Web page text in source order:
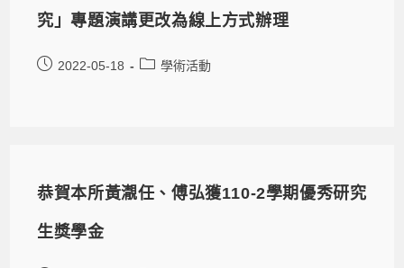
究」專題演講更改為線上方式辦理
2022-05-18 學術活動
恭賀本所黃㵾任、傅弘獲110-2學期優秀研究
生獎學金